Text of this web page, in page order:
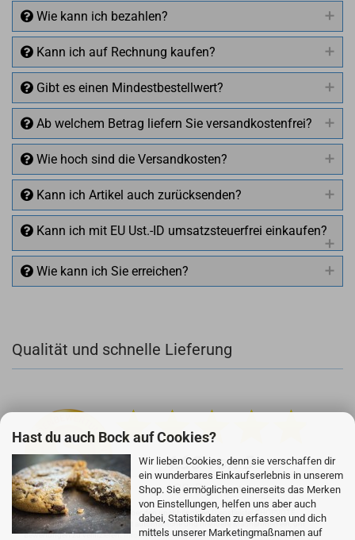
Hast du auch Bock auf Cookies?
Wir lieben Cookies, denn sie verschaffen dir
ein wunderbares Einkaufserlebnis in unserem
Shop. Sie ermöglichen einerseits das Merken
von Einstellungen, helfen uns aber auch
dabei, Statistikdaten zu erfassen und dich
mittels unserer Marketingmaßnamen auf
Wie kann ich bezahlen?
Kann ich auf Rechnung kaufen?
Gibt es einen Mindestbestellwert?
Ab welchem Betrag liefern Sie versandkostenfrei?
Wie hoch sind die Versandkosten?
Kann ich Artikel auch zurücksenden?
Kann ich mit EU Ust.-ID umsatzsteuerfrei einkaufen?
Wie kann ich Sie erreichen?
+49 (0)4281 50 79 78 2
Qualität und schnelle Lieferung
Unser Unternehmen sammelt über den unabhängigen Dienstleister SHOPVOTE
Bewertungen. SHOPVOTE setzt automatische und manuelle Maßnahmen ein, um
Bewertungen zu verifizieren.Informationen zur Echtheit von Kundenbewertungen auf